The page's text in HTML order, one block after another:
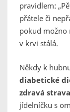
pravidlem:
přátele či
pokud možno
v krvi stálá.
Někdy k
diabetické
zdravá strava
jídelníčku s